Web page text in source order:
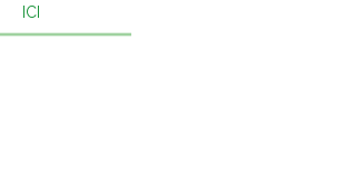
ICI